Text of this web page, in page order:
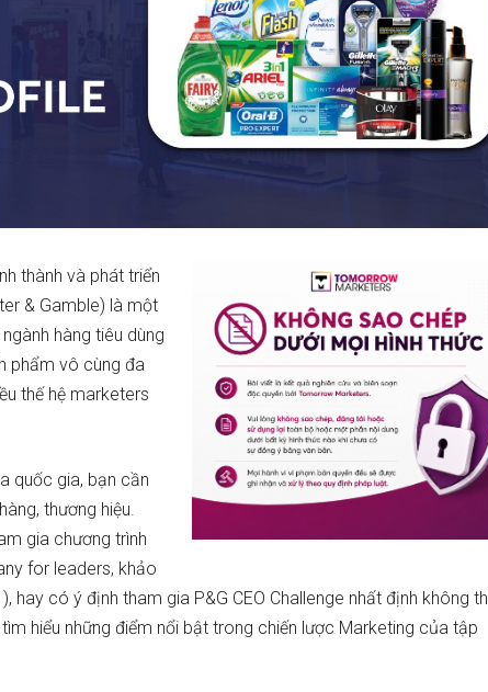
thành và phát triển
& Gamble) là một
hàng tiêu dùng
phẩm vô cùng đa
thế hệ marketers
quốc gia, bạn cần
thương hiệu.
gia chương trình
for leaders, khảo
hay có ý định tham gia P&G CEO Challenge nhất định không
hiểu những điểm nổi bật trong chiến lược Marketing của tập